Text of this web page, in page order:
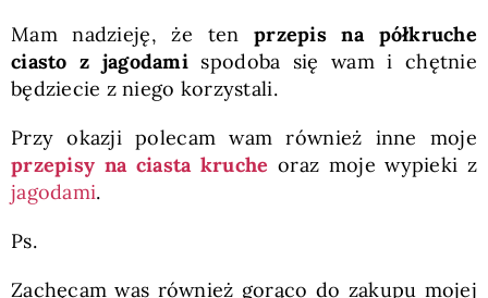
Mam nadzieję, że ten przepis na półkruche
ciasto z jagodamispodoba się wam i chętnie
będziecie z niego korzystali.
Przy okazji polecam wam również inne moje
przepisy na ciasta krucheoraz moje wypieki z
jagodami.
Ps.
Zachęcam was również gorąco do zakupu mojej